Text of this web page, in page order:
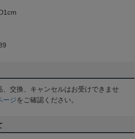
交換、キャンセルはお受けできませ
ージをご確認ください。